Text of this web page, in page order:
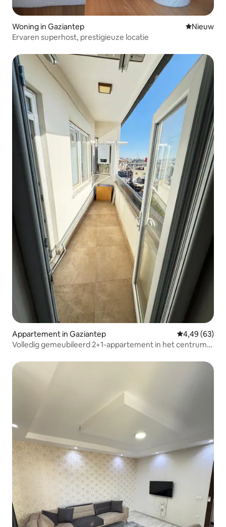
Woning in Gaziantep Nieuwe
Nieuw
Ervaren superhost, prestigieuze locatie
Appartement in Gaziantep Gemiddelde
4,49 (63)
Volledig gemeubileerd 2+1-appartement in het centrum